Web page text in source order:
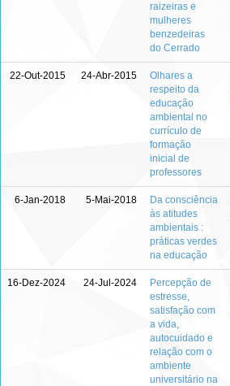
raizeiras e
mulheres
benzedeiras
do Cerrado
22-Out-2015 24-Abr-2015
Olhares a
respeito da
educação
ambiental no
currículo de
formação
inicial de
professores
6-Jan-2018 5-Mai-2018
Da consciência
às atitudes
ambientais :
práticas verdes
na educação
16-Dez-2024 24-Jul-2024
Percepção de
estresse,
satisfação com
a vida,
autocuidado e
relação com o
ambiente
universitário na